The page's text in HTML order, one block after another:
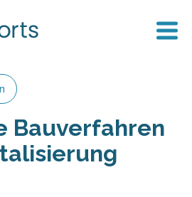
Bauverfahren